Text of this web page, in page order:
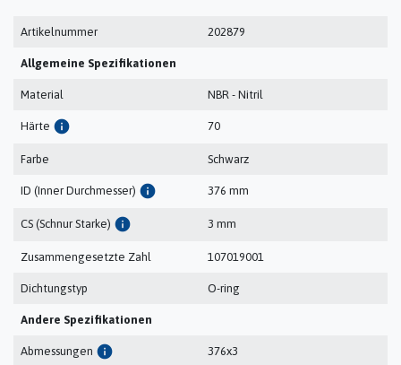
Artikelnummer 202879
Allgemeine Spezifikationen
Material NBR - Nitril
Härte info 70
Farbe Schwarz
ID (Inner Durchmesser) info 376 mm
CS (Schnur Starke) info 3 mm
Zusammengesetzte Zahl 107019001
Dichtungstyp O-ring
Andere Spezifikationen
Abmessungen info 376x3